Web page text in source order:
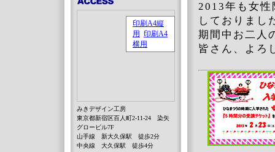
2013年も女
しておりまし
期間中お二人
皆さん、よろ
みきデザイン工房
東京都新宿区百人町2-11-24 染矢
グロービル7F
山手線 新大久保駅 徒歩2分
中央線 大久保駅 徒歩4分